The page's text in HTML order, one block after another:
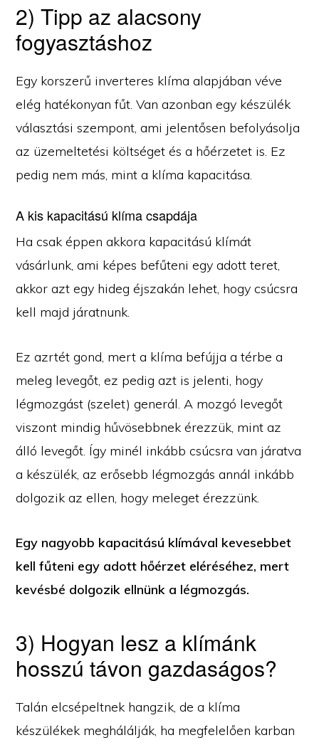
2) Tipp az alacsony
fogyasztáshoz
Egy korszerű inverteres klíma alapjában véve
elég hatékonyan fűt. Van azonban egy készülék
választási szempont, ami jelentősen befolyásolja
az üzemeltetési költséget és a hőérzetet is. Ez
pedig nem más, mint a klíma kapacitása.
A kis kapacitású klíma csapdája
Ha csak éppen akkora kapacitású klímát
vásárlunk, ami képes befűteni egy adott teret,
akkor azt egy hideg éjszakán lehet, hogy csúcsra
kell majd járatnunk.
Ez azrtét gond, mert a klíma befújja a térbe a
meleg levegőt, ez pedig azt is jelenti, hogy
légmozgást (szelet) generál. A mozgó levegőt
viszont mindig hűvösebbnek érezzük, mint az
álló levegőt. Így minél inkább csúcsra van járatva
a készülék, az erősebb légmozgás annál inkább
dolgozik az ellen, hogy meleget érezzünk.
Egy nagyobb kapacitású klímával kevesebbet
kell fűteni egy adott hőérzet eléréséhez, mert
kevésbé dolgozik ellnünk a légmozgás.
3) Hogyan lesz a klímánk
hosszú távon gazdaságos?
Talán elcsépeltnek hangzik, de a klíma
készülékek meghálálják, ha megfelelően karban